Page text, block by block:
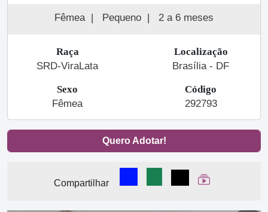
Fêmea | Pequeno | 2 a 6 meses
Raça
SRD-ViraLata
Localização
Brasília - DF
Sexo
Fêmea
Código
292793
Quero Adotar!
Compartilhar
Compartilhar no Facebook
Compartilhar no
Compartilhar
Ver Web Story